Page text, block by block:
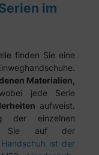
im
finden Sie eine
Materialien,
jede Serie
aufweist.
der einzelnen
Sie auf der
Handschuh ist der